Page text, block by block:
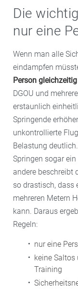
Die
nur eine
Wenn man alle
eindampfen
Person
DGOU und
erstaunlich
Springende
unkontrollierte
Belastung
Springen sogar
andere beschreibt
so drastisch, dass
mehreren Metern
kann. Daraus
Regeln:
nur eine
keine Saltos
Training